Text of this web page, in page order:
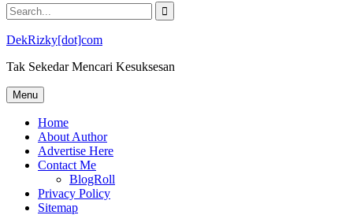
Search
for:
DekRizky[dot]com
Tak Sekedar Mencari Kesuksesan
Menu
Home
About Author
Advertise Here
Contact Me
BlogRoll
Privacy Policy
Sitemap